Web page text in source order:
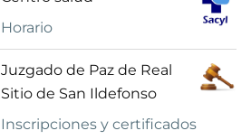
Horario
Juzgado de Paz de Real
Sitio de San Ildefonso
Inscripciones y certificados